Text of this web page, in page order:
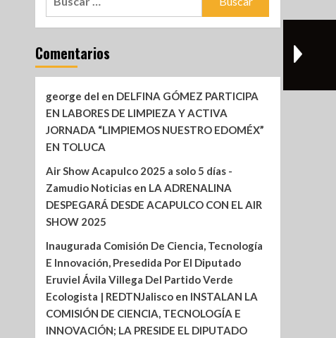
Comentarios
george del en DELFINA GÓMEZ PARTICIPA
EN LABORES DE LIMPIEZA Y ACTIVA
JORNADA “LIMPIEMOS NUESTRO EDOMÉX”
EN TOLUCA
Air Show Acapulco 2025 a solo 5 días -
Zamudio Noticiasen LA ADRENALINA
DESPEGARÁ DESDE ACAPULCO CON EL AIR
SHOW 2025
Inaugurada Comisión De Ciencia, Tecnología
E Innovación, Presedida Por El Diputado
Eruviel Ávila Villega Del Partido Verde
Ecologista | REDTNJaliscoen INSTALAN LA
COMISIÓN DE CIENCIA, TECNOLOGÍA E
INNOVACIÓN; LA PRESIDE EL DIPUTADO